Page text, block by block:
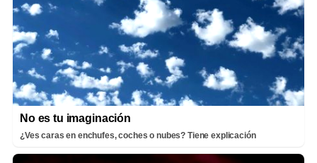
No es tu imaginación
¿Ves caras en enchufes, coches o nubes? Tiene explicación